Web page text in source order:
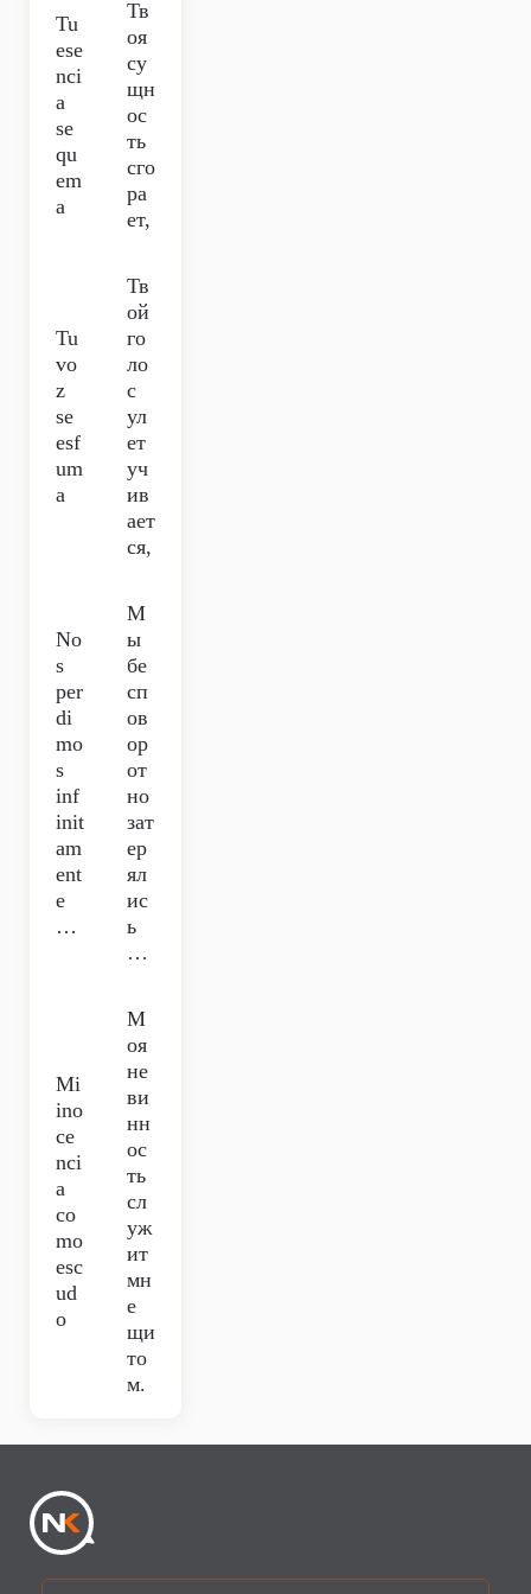
Tu
ese
nci
a
se
qu
em
a
Тв
оя
су
щн
ос
ть
сго
ра
ет,
Tu
vo
z
se
esf
um
a
Тв
ой
го
ло
с
ул
ет
уч
ив
ает
ся,
No
s
per
di
mo
s
inf
init
am
ent
e
…
М
ы
бе
сп
ов
ор
от
но
зат
ер
ял
ис
ь
…
Mi
ino
ce
nci
a
co
mo
esc
ud
o
М
оя
не
ви
нн
ос
ть
сл
уж
ит
мн
е
щи
то
м.